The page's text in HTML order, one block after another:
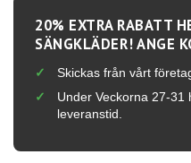
20% EXTRA RABATT
SÄNGKLÄDER! ANGE
Skickas från vårt
Under Veckorna 27-
leveranstid.